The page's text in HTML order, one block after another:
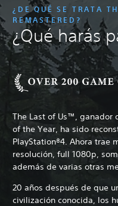
¿DE QUÉ SE TRATA
REMASTERED?
¿Qué harás
The Last of Us™, ganador
of the Year, ha sido
PlayStation®4. Ahora trae
resolución, full 1080p,
además de varias otras
20 años después de que
civilización conocida, los